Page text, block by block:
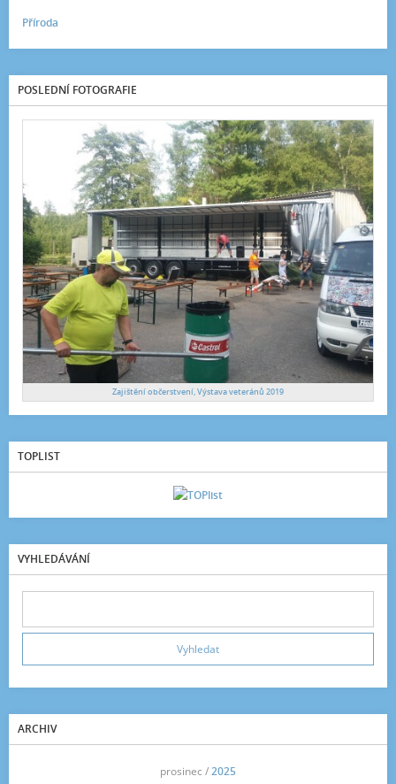
Příroda
POSLEDNÍ FOTOGRAFIE
Zajištění občerstvení, Výstava veteránů 2019
TOPLIST
VYHLEDÁVÁNÍ
ARCHIV
prosinec /2025